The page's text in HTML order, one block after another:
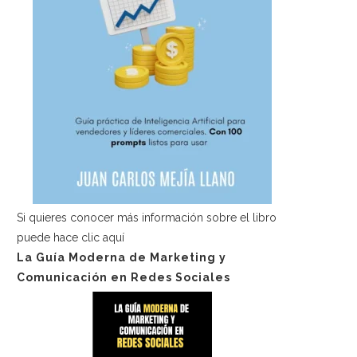
Si quieres conocer más información sobre el libro
puede hace clic aquí
La Guía Moderna de Marketing y
Comunicación en Redes Sociales